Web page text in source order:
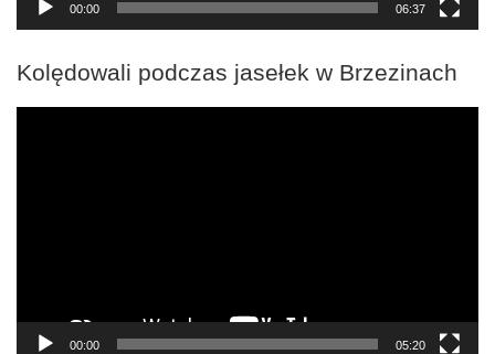
00:00 06:37
Kolędowali podczas jasełek w Brzezinach
00:00 05:20